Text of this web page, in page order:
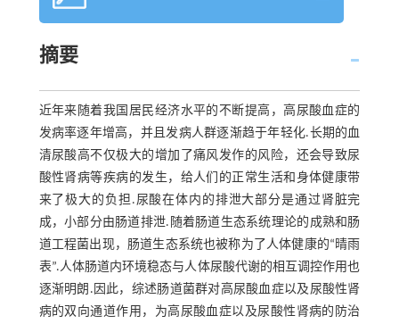
摘要
近年来随着我国居民经济水平的不断提高，高尿酸血症的
发病率逐年增高，并且发病人群逐渐趋于年轻化.长期的血
清尿酸高不仅极大的增加了痛风发作的风险，还会导致尿
酸性肾病等疾病的发生，给人们的正常生活和身体健康带
来了极大的负担.尿酸在体内的排泄大部分是通过肾脏完
成，小部分由肠道排泄.随着肠道生态系统理论的成熟和肠
道工程菌出现，肠道生态系统也被称为了人体健康的“晴雨
表”.人体肠道内环境稳态与人体尿酸代谢的相互调控作用也
逐渐明朗.因此，综述肠道菌群对高尿酸血症以及尿酸性肾
病的双向通道作用，为高尿酸血症以及尿酸性肾病的防治